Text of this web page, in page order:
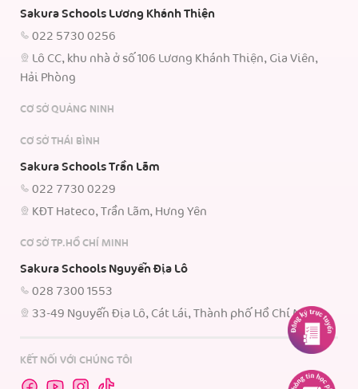
Sakura Schools Lương Khánh Thiện
022 5730 0256
Lô CC, khu nhà ở số 106 Lương Khánh Thiện, Gia Viên,
Hải Phòng
CƠ SỞ QUẢNG NINH
CƠ SỞ THÁI BÌNH
Sakura Schools Trần Lãm
022 7730 0229
KĐT Hateco, Trần Lãm, Hưng Yên
CƠ SỞ TP.HỒ CHÍ MINH
Sakura Schools Nguyễn Địa Lô
028 7300 1553
33-49 Nguyễn Địa Lô, Cát Lái, Thành phố Hồ Chí Minh.
KẾT NỐI VỚI CHÚNG TÔI